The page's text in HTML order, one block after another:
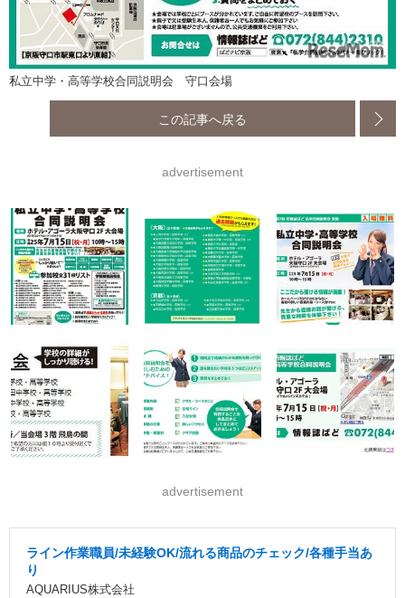
私立中学・高等学校合同説明会 守口会場
この記事へ戻る
advertisement
advertisement
ライン作業職員/未経験OK/流れる商品のチェック/各種手当あ
り
AQUARIUS株式会社